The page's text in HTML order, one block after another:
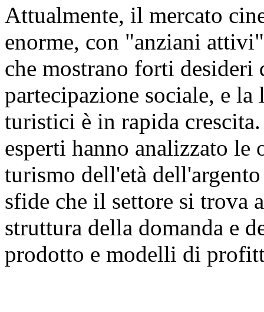
Attualmente, il mercato
enorme, con "anziani
che mostrano forti desideri
partecipazione sociale, e
turistici è in rapida
esperti hanno analizzato
turismo dell'età
sfide che il settore si trova
struttura della domanda e
prodotto e modelli di